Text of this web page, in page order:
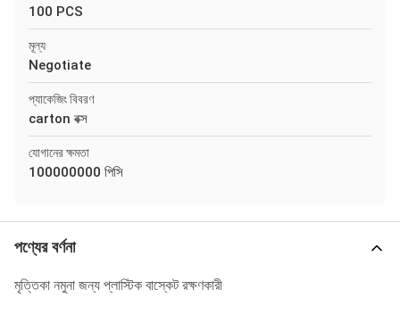
100 PCS
মূল্য
Negotiate
প্যাকেজিং বিবরণ
carton বক্স
যোগানের ক্ষমতা
100000000 পিসি
পণ্যের বর্ণনা
মৃত্তিকা নমুনা জন্য প্লাস্টিক বাস্কেট রক্ষণকারী